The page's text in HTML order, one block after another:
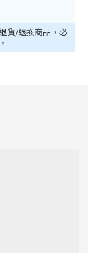
貨/退換商品，必